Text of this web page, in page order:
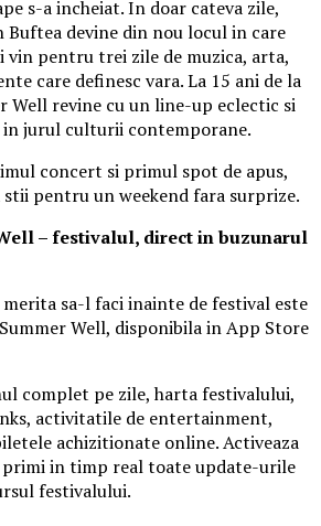
s-a incheiat. In doar cateva zile,
Buftea devine din nou locul in care
vin pentru trei zile de muzica, arta,
care definesc vara. La 15 ani de la
Well revine cu un line-up eclectic si
jurul culturii contemporane.
concert si primul spot de apus,
pentru un weekend fara surprize.
– festivalul, direct in buzunarul
sa-l faci inainte de festival este
Well, disponibila in App Store
complet pe zile, harta festivalului,
activitatile de entertainment,
achizitionate online. Activeaza
in timp real toate update-urile
festivalului.